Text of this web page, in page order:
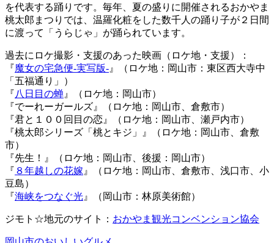
を代表する踊りです。毎年、夏の盛りに開催されるおかやま
桃太郎まつりでは、温羅化粧をした数千人の踊り子が２日間
に渡って「うらじゃ」が踊られています。
過去にロケ撮影・支援のあった映画（ロケ地・支援）：
『魔女の宅急便-実写版- 』（ロケ地：岡山市：東区西大寺中
「五福通り」）
『八日目の蝉 』（ロケ地：岡山市）
『でーれーガールズ』（ロケ地：岡山市、倉敷市）
『君と１００回目の恋』（ロケ地：岡山市、瀬戸内市）
『桃太郎シリーズ「桃とキジ」』（ロケ地：岡山市、倉敷
市）
『先生！』（ロケ地：岡山市、後援：岡山市）
『 ８年越しの花嫁 』（ロケ地：岡山市、倉敷市、浅口市、小
豆島）
『海峡をつなぐ光 』（岡山市：林原美術館）
ジモト☆地元のサイト： おかやま観光コンベンション協会